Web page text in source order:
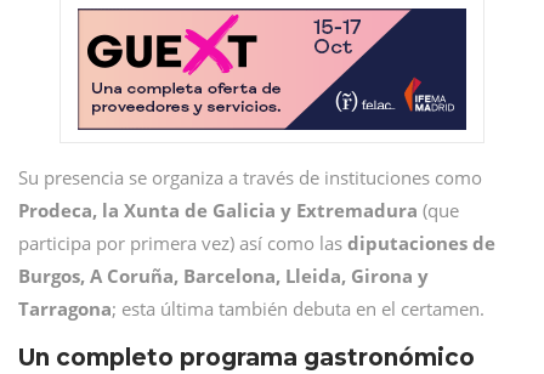
Su presencia se organiza a través de instituciones como
Prodeca, la Xunta de Galicia y Extremadura (que
participa por primera vez) así como las diputaciones de
Burgos, A Coruña, Barcelona, Lleida, Girona y
Tarragona; esta última también debuta en el certamen.
Un completo programa gastronómico